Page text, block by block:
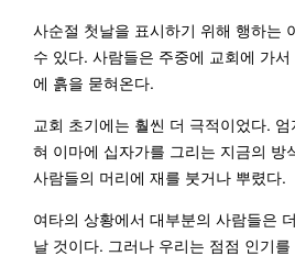
사순절 첫날을 표시하기 위해 행하는
수 있다. 사람들은 주중에 교회에 가
에 흙을 묻혀온다.
교회 초기에는 훨씬 더 극적이었다.
혀 이마에 십자가를 그리는 지금의 방
사람들의 머리에 재를 붓거나 뿌렸다.
여타의 상황에서 대부분의 사람들은
날 것이다. 그러나 우리는 점점 인기